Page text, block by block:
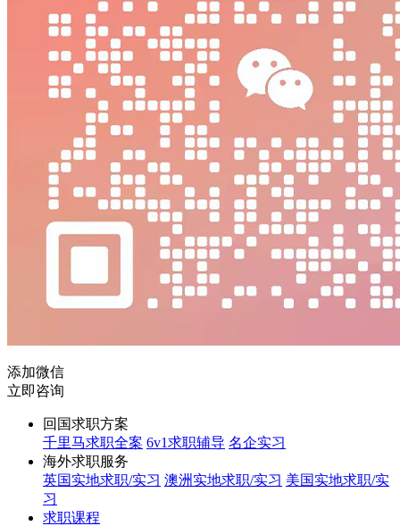
添加微信
立即咨询
回国求职方案
千里马求职全案 6v1求职辅导 名企实习
海外求职服务
英国实地求职/实习 澳洲实地求职/实习 美国实地求职/实
习
求职课程